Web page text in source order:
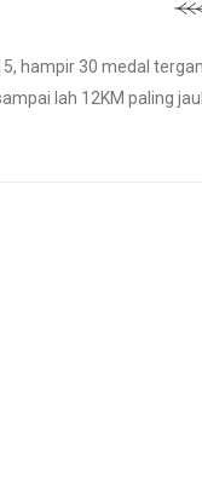
hampir 30 medal
lah 12KM paling